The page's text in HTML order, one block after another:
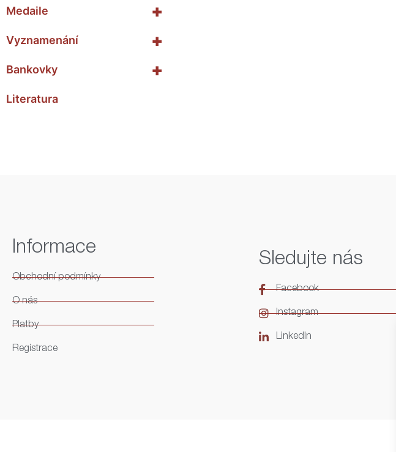
+
Medaile
+
Vyznamenání
+
Bankovky
Literatura
Informace
Obchodní podmínky
O nás
Platby
Registrace
Sledujte nás
Facebook
Instagram
LinkedIn